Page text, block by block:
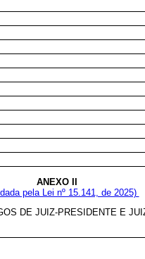
ANEXO II
pela Lei nº 15.141, de 2025)
DE JUIZ-PRESIDENTE E